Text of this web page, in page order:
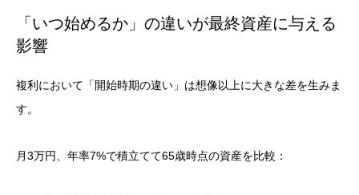
「いつ始めるか」の違いが最終資産に与える
影響
複利において「開始時期の違い」は想像以上に大きな差を生みま
す。
月3万円、年率7%で積立てて65歳時点の資産を比較：